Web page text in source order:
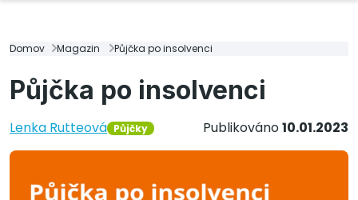
Domov Magazin Půjčka po insolvenci
Půjčka po insolvenci
Lenka Rutteová Půjčky Publikováno10.01.2023